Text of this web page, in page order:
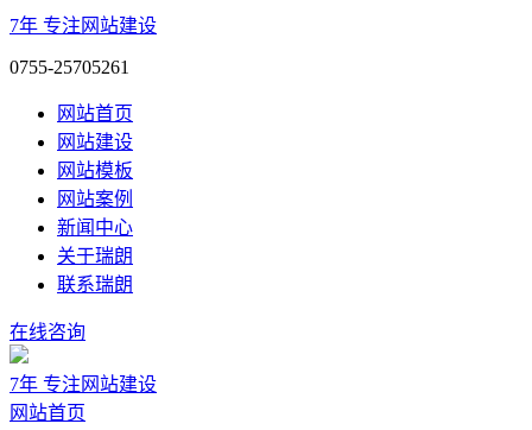
7年 专注网站建设
0755-25705261
网站首页
网站建设
网站模板
网站案例
新闻中心
关于瑞朗
联系瑞朗
在线咨询
7年 专注网站建设
网站首页